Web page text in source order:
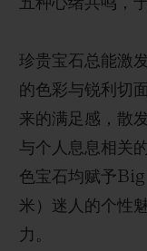
珍贵宝石总能激
的色彩与锐利切
来的满足感，散
与个人息息相关
色宝石均赋予
米）迷人的个性
力。